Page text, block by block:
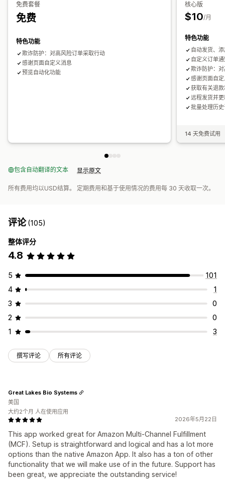
免费套餐
免费
特色功能
欺诈防护：对高风险订单采取行动
感谢页面自定义消息
预览自动化功能
核心版
$10/月
特色功能
自动发货、
自定义订单
欺诈防护：
感谢页面自
获取有关退
远程发货并
批量处理历
14 天免费试用
包含自动翻译的文本 显示原文
所有费用均以USD结算。 定期费用和基于使用情况的费用每 30 天收取一次。
评论(105)
整体评分
4.8
5
101
4
1
3
0
2
0
1
3
撰写评论 所有评论
2026年5月22日
This app worked great for Amazon Multi-Channel Fulfillment
(MCF). Setup is straightforward and logical and has a lot more
options than the native Amazon App. It also has a ton of other
functionality that we will make use of in the future. Support has
been great, we appreciate the outstanding service!
Great Lakes Bio Systems
美国
大约2个月 人在使用应用